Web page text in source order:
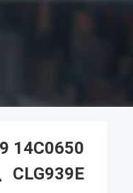
CLG939E